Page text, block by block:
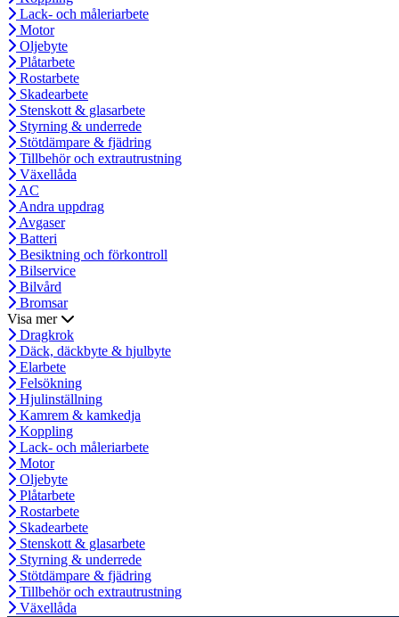
Lack- och måleriarbete
Motor
Oljebyte
Plåtarbete
Rostarbete
Skadearbete
Stenskott & glasarbete
Styrning & underrede
Stötdämpare & fjädring
Tillbehör och extrautrustning
Växellåda
AC
Andra uppdrag
Avgaser
Batteri
Besiktning och förkontroll
Bilservice
Bilvård
Bromsar
Visa mer
Dragkrok
Däck, däckbyte & hjulbyte
Elarbete
Felsökning
Hjulinställning
Kamrem & kamkedja
Koppling
Lack- och måleriarbete
Motor
Oljebyte
Plåtarbete
Rostarbete
Skadearbete
Stenskott & glasarbete
Styrning & underrede
Stötdämpare & fjädring
Tillbehör och extrautrustning
Växellåda